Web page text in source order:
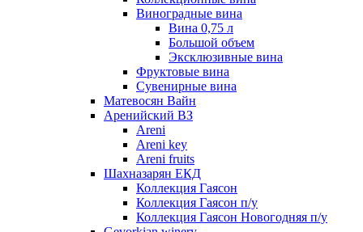
Виноградные вина
Вина 0,75 л
Большой объем
Эксклюзивные вина
Фруктовые вина
Cувенирные вина
Матевосян Вайн
Аренийский ВЗ
Areni
Areni key
Areni fruits
Шахназарян ЕКД
Коллекция Гаясон
Коллекция Гаясон п/у
Коллекция Гаясон Новогодняя п/у